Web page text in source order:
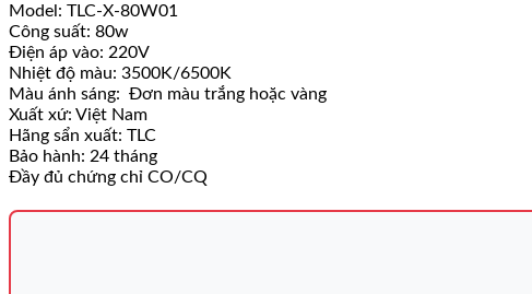
Model: TLC-X-80W01
Công suất: 80w
Điện áp vào: 220V
Nhiệt độ màu: 3500K/6500K
Màu ánh sáng: Đơn màu trắng hoặc vàng
Xuất xứ: Việt Nam
Hãng sẩn xuất: TLC
Bảo hành: 24 tháng
Đầy đủ chứng chỉ CO/CQ